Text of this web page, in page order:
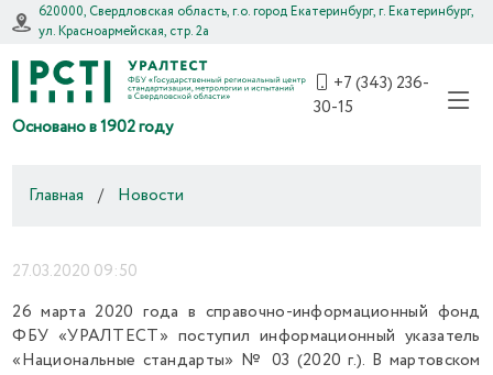
620000, Свердловская область, г.о. город Екатеринбург, г. Екатеринбург,
ул. Красноармейская, стр. 2а
Основано в 1902 году
+7 (343) 236-
30-15
Главная / Новости
27.03.2020 09:50
26 марта 2020 года в справочно-информационный фонд
ФБУ «УРАЛТЕСТ» поступил информационный указатель
«Национальные стандарты» № 03 (2020 г.). В мартовском